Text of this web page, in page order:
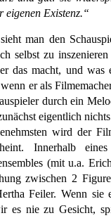
eigenen Existenz.“
man den
selbst zu
das macht, und was
er als
durch ein
eigentlich
wird der
Innerhalb
(mit u.a.
zwischen 2
Feiler. Wenn
es nie zu Gesicht,